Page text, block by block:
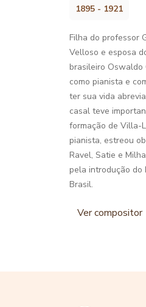
1895 - 1921
Filha do professor
Velloso e esposa
brasileiro Oswaldo
como pianista e
ter sua vida
casal teve
formação de Villa-
pianista, estreou
Ravel, Satie e
pela introdução do
Brasil.
Ver compositor